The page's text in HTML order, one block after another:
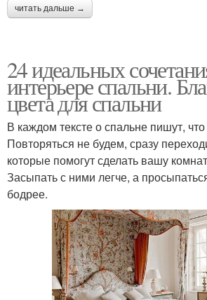
читать дальше →
24 идеальных
интерьере спальни.
цвета для спальни
В каждом тексте о спальне пишут,
Повторяться не будем, сразу
которые помогут сделать вашу
Засыпать с ними легче, а
бодрее.